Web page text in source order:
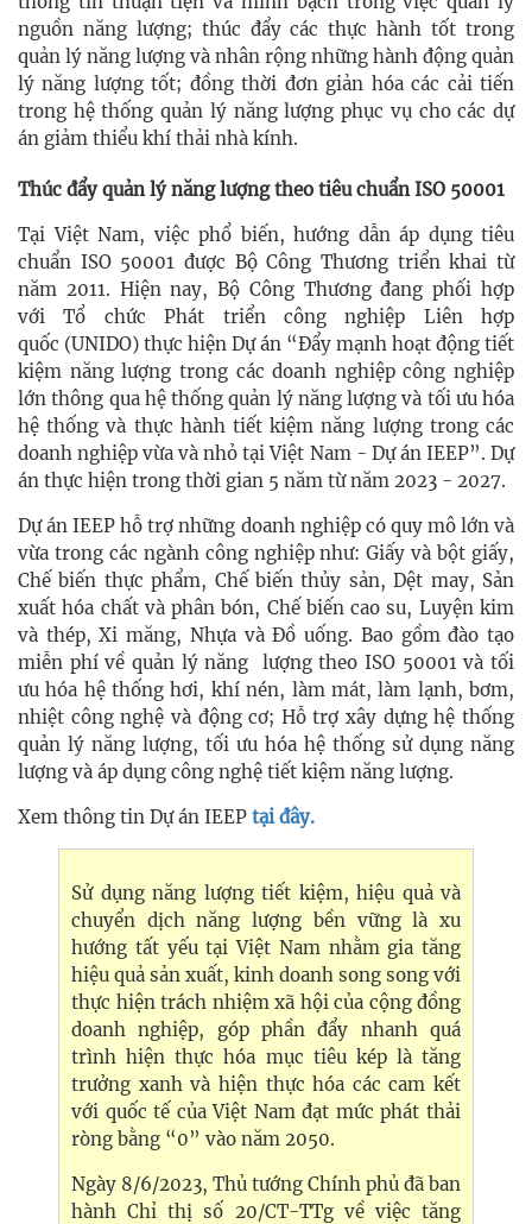
nguồn năng lượng; thúc đẩy các thực hành tốt trong
quản lý năng lượng và nhân rộng những hành động quản
lý năng lượng tốt; đồng thời đơn giản hóa các cải tiến
trong hệ thống quản lý năng lượng phục vụ cho các dự
án giảm thiểu khí thải nhà kính.
Thúc đẩy quản lý năng lượng theo tiêu chuẩn ISO 50001
Tại Việt Nam, việc phổ biến, hướng dẫn áp dụng tiêu
chuẩn ISO 50001 được Bộ Công Thương triển khai từ
năm 2011. Hiện nay, Bộ Công Thương đang phối hợp
với Tổ chức Phát triển công nghiệp Liên hợp
quốc (UNIDO) thực hiện Dự án “Đẩy mạnh hoạt động tiết
kiệm năng lượng trong các doanh nghiệp công nghiệp
lớn thông qua hệ thống quản lý năng lượng và tối ưu hóa
hệ thống và thực hành tiết kiệm năng lượng trong các
doanh nghiệp vừa và nhỏ tại Việt Nam - Dự án IEEP”. Dự
án thực hiện trong thời gian 5 năm từ năm 2023 - 2027.
Dự án IEEP hỗ trợ những doanh nghiệp có quy mô lớn và
vừa trong các ngành công nghiệp như: Giấy và bột giấy,
Chế biến thực phẩm, Chế biến thủy sản, Dệt may, Sản
xuất hóa chất và phân bón, Chế biến cao su, Luyện kim
và thép, Xi măng, Nhựa và Đồ uống. Bao gồm đào tạo
miễn phí về quản lý năng lượng theo ISO 50001 và tối
ưu hóa hệ thống hơi, khí nén, làm mát, làm lạnh, bơm,
nhiệt công nghệ và động cơ; Hỗ trợ xây dựng hệ thống
quản lý năng lượng, tối ưu hóa hệ thống sử dụng năng
lượng và áp dụng công nghệ tiết kiệm năng lượng.
Xem thông tin Dự án IEEP tại đây.
Sử dụng năng lượng tiết kiệm, hiệu quả và
chuyển dịch năng lượng bền vững là xu
hướng tất yếu tại Việt Nam nhằm gia tăng
hiệu quả sản xuất, kinh doanh song song với
thực hiện trách nhiệm xã hội của cộng đồng
doanh nghiệp, góp phần đẩy nhanh quá
trình hiện thực hóa mục tiêu kép là tăng
trưởng xanh và hiện thực hóa các cam kết
với quốc tế của Việt Nam đạt mức phát thải
ròng bằng “0” vào năm 2050.
Ngày 8/6/2023, Thủ tướng Chính phủ đã ban
hành Chỉ thị số 20/CT-TTg về việc tăng